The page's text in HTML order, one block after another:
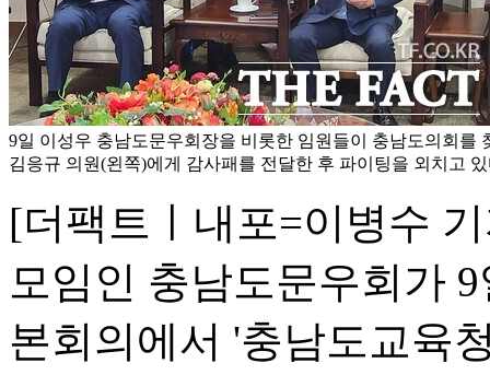
9일 이성우 충남도문우회장을 비롯한 임원들이 충남도의회를
김응규 의원(왼쪽)에게 감사패를 전달한 후 파이팅을 외치고
[더팩트ㅣ내포=이병수
모임인 충남도문우회가
본회의에서 '충남도교육